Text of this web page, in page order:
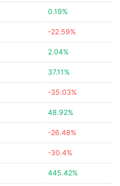
0.19%
-22.59%
2.04%
37.11%
-35.03%
48.92%
-26.48%
-30.4%
445.42%